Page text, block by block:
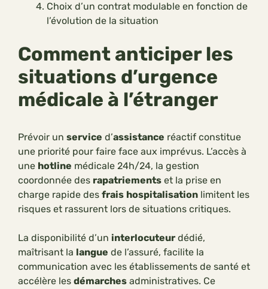
Choix d’un contrat modulable en fonction de
l’évolution de la situation
Comment anticiper les
situations d’urgence
médicale à l’étranger
Prévoir un service d’assistance réactif constitue
une priorité pour faire face aux imprévus. L’accès à
une hotline médicale 24h/24, la gestion
coordonnée des rapatriements et la prise en
charge rapide des frais hospitalisation limitent les
risques et rassurent lors de situations critiques.
La disponibilité d’un interlocuteur dédié,
maîtrisant la langue de l’assuré, facilite la
communication avec les établissements de santé et
accélère les démarches administratives. Ce